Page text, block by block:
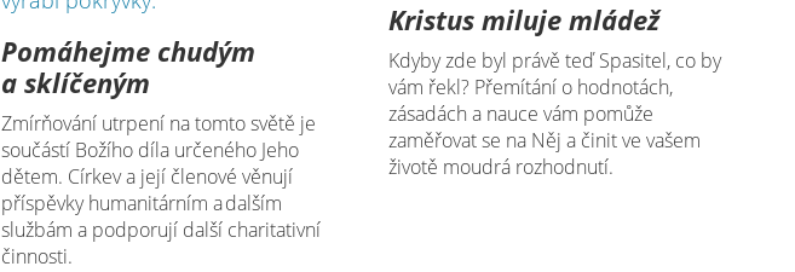
Pomáhejme chudým
a sklíčeným
Zmírňování utrpení na tomto světě je
součástí Božího díla určeného Jeho
dětem. Církev a její členové věnují
příspěvky humanitárním a dalším
službám a podporují další charitativní
činnosti.
Kristus miluje mládež
Kdyby zde byl právě teď Spasitel, co by
vám řekl? Přemítání o hodnotách,
zásadách a nauce vám pomůže
zaměřovat se na Něj a činit ve vašem
životě moudrá rozhodnutí.